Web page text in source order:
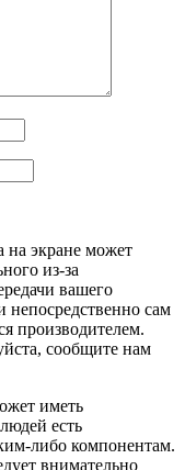
на экране может
из-за
вашего
непосредственно сам
производителем.
сообщите нам
иметь
есть
либо компонентам.
внимательно